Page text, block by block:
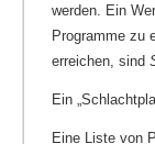
werden. Ein
Programme zu
erreichen, sind
Ein
Eine Liste von